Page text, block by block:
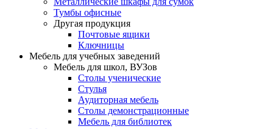
Тумбы офисные
Другая продукция
Почтовые ящики
Ключницы
Мебель для учебных заведений
Мебель для школ, ВУЗов
Столы ученические
Стулья
Аудиторная мебель
Столы демонстрационные
Мебель для библиотек